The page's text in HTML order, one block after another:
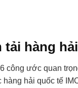
hàng hải
công ước quan
hải quốc tế